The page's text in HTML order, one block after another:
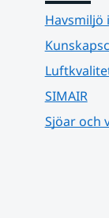
Havsmiljö
SIMAIR
Sjöar och